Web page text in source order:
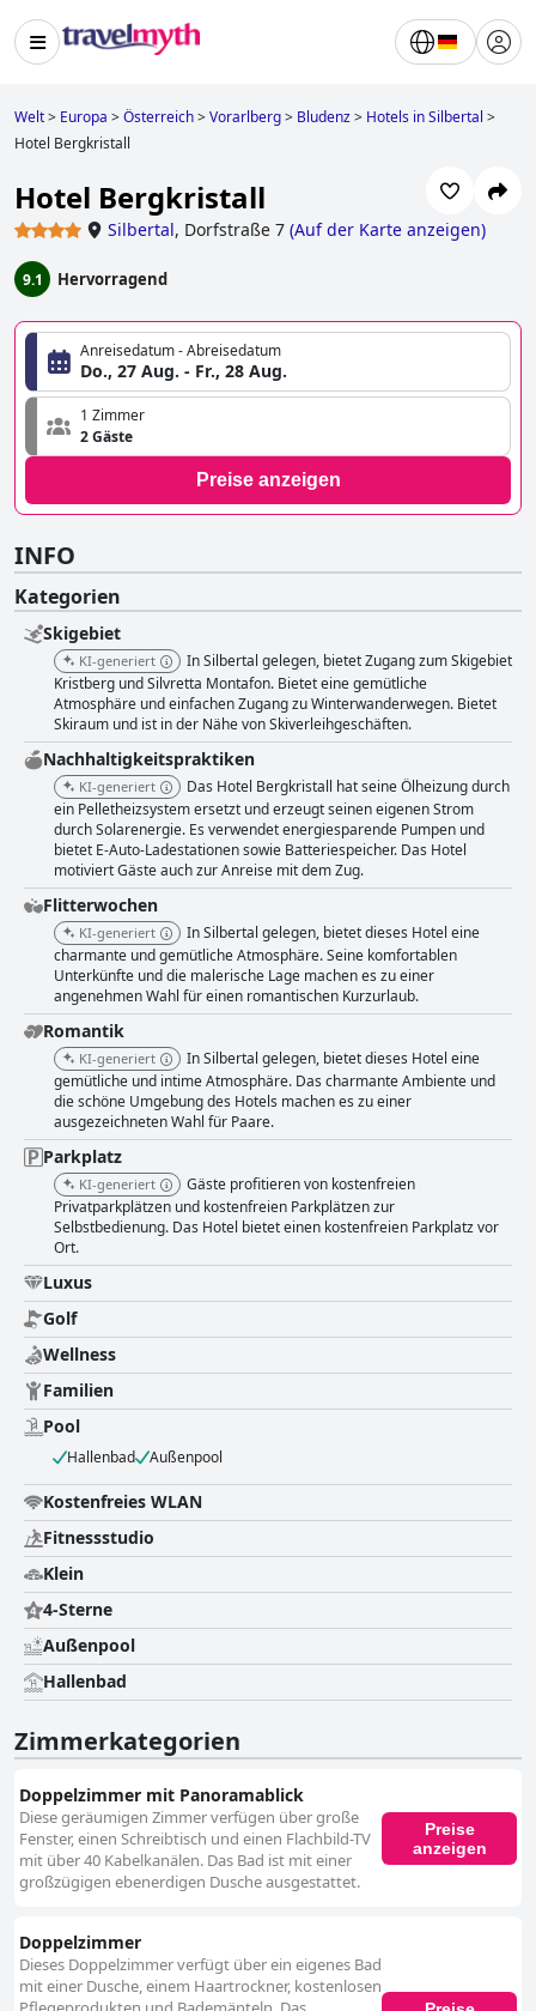
Welt> Europa >Österreich>Vorarlberg> Bludenz> Hotels in Silbertal >
Hotel Bergkristall
Hotel Bergkristall
Silbertal, Dorfstraße 7 (Auf der Karte anzeigen)
9.1 Hervorragend
Anreisedatum - Abreisedatum
Do., 27 Aug. - Fr., 28 Aug.
1 Zimmer
2 Gäste
Preise anzeigen
INFO
Kategorien
Skigebiet
KI-generiert
In Silbertal gelegen, bietet Zugang zum Skigebiet
Kristberg und Silvretta Montafon. Bietet eine gemütliche
Atmosphäre und einfachen Zugang zu Winterwanderwegen. Bietet
Skiraum und ist in der Nähe von Skiverleihgeschäften.
Nachhaltigkeitspraktiken
KI-generiert
Das Hotel Bergkristall hat seine Ölheizung durch
ein Pelletheizsystem ersetzt und erzeugt seinen eigenen Strom
durch Solarenergie. Es verwendet energiesparende Pumpen und
bietet E-Auto-Ladestationen sowie Batteriespeicher. Das Hotel
motiviert Gäste auch zur Anreise mit dem Zug.
Flitterwochen
KI-generiert
In Silbertal gelegen, bietet dieses Hotel eine
charmante und gemütliche Atmosphäre. Seine komfortablen
Unterkünfte und die malerische Lage machen es zu einer
angenehmen Wahl für einen romantischen Kurzurlaub.
Romantik
KI-generiert
In Silbertal gelegen, bietet dieses Hotel eine
gemütliche und intime Atmosphäre. Das charmante Ambiente und
die schöne Umgebung des Hotels machen es zu einer
ausgezeichneten Wahl für Paare.
Parkplatz
KI-generiert
Gäste profitieren von kostenfreien
Privatparkplätzen und kostenfreien Parkplätzen zur
Selbstbedienung. Das Hotel bietet einen kostenfreien Parkplatz vor
Ort.
Luxus
Golf
Wellness
Familien
Pool
Hallenbad Außenpool
Kostenfreies WLAN
Fitnessstudio
Klein
4-Sterne
Außenpool
Hallenbad
Zimmerkategorien
Doppelzimmer mit Panoramablick
Diese geräumigen Zimmer verfügen über große
Fenster, einen Schreibtisch und einen Flachbild-TV
mit über 40 Kabelkanälen. Das Bad ist mit einer
großzügigen ebenerdigen Dusche ausgestattet.
Preise
anzeigen
Doppelzimmer
Dieses Doppelzimmer verfügt über ein eigenes Bad
mit einer Dusche, einem Haartrockner, kostenlosen